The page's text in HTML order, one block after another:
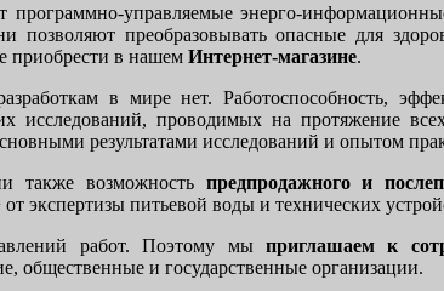
управляемые энерго-
позволяют преобразовывать опасные для
приобрести в нашем Интернет-магазине.
в мире нет. Работоспособность,
исследований, проводимых на протяжение
результатами исследований и опытом
также возможность предпродажного и
экспертизы питьевой воды и технических
работ. Поэтому мы приглашаем к
общественные и государственные организации.